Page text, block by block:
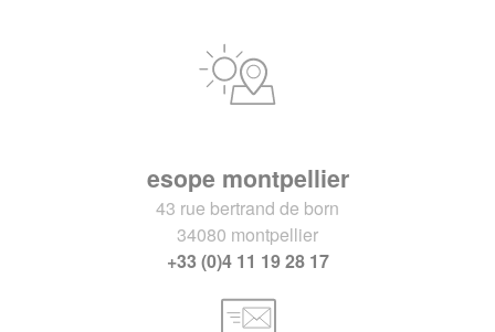
esope montpellier
43 rue bertrand de born
34080 montpellier
+33 (0)4 11 19 28 17